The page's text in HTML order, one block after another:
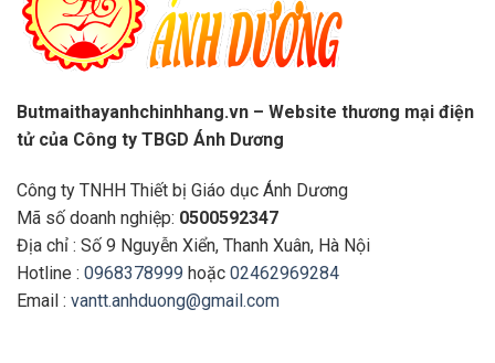
Butmaithayanhchinhhang.vn – Website thương mại điện
tử của Công ty TBGD Ánh Dương
Công ty TNHH Thiết bị Giáo dục Ánh Dương
Mã số doanh nghiệp: 0500592347
Địa chỉ : Số 9 Nguyễn Xiển, Thanh Xuân, Hà Nội
Hotline : 0968378999 hoặc 02462969284
Email : vantt.anhduong@gmail.com